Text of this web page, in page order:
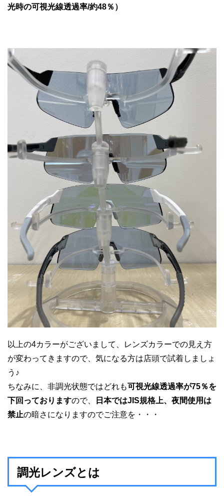
光時の可視光線透過率/約48％）
以上の4カラーがございまして、レンズカラーでの見え方
が変わってきますので、気になる方は店頭で試着しましょ
う♪
ちなみに、非調光状態ではどれも 可視光線透過率が75％を
下回っておりますので、
日本ではJIS規格上、夜間使用は
禁止の暗さになりますのでご注意を・・・
調光レンズとは